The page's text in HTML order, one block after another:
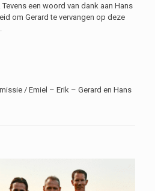
een woord van dank aan Hans
om Gerard te vervangen op deze
/ Emiel – Erik – Gerard en Hans